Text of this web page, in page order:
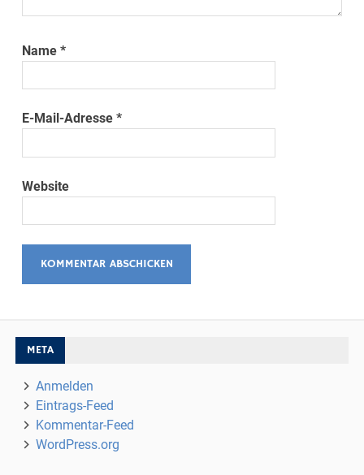
Name*
E-Mail-Adresse*
Website
META
Anmelden
Eintrags-Feed
Kommentar-Feed
WordPress.org